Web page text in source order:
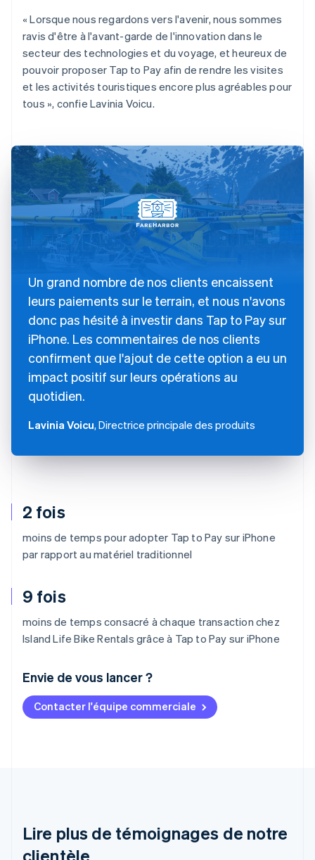
2 fois
moins de temps pour adopter Tap to Pay sur iPhone
par rapport au matériel traditionnel
9 fois
moins de temps consacré à chaque transaction chez
Island Life Bike Rentals grâce à Tap to Pay sur iPhone
Envie de vous lancer ?
Contacter l'équipe commerciale
« Lorsque nous regardons vers l'avenir, nous sommes
ravis d'être à l'avant-garde de l'innovation dans le
secteur des technologies et du voyage, et heureux de
pouvoir proposer Tap to Pay afin de rendre les visites
et les activités touristiques encore plus agréables pour
tous », confie Lavinia Voicu.
Un grand nombre de nos clients encaissent
leurs paiements sur le terrain, et nous n'avons
donc pas hésité à investir dans Tap to Pay sur
iPhone. Les commentaires de nos clients
confirment que l'ajout de cette option a eu un
impact positif sur leurs opérations au
quotidien.
Lavinia Voicu, Directrice principale des produits
Lire plus de témoignages de notre
clientèle
Allemagne
Brésil
PortuguêsEnglish
Bulgarie